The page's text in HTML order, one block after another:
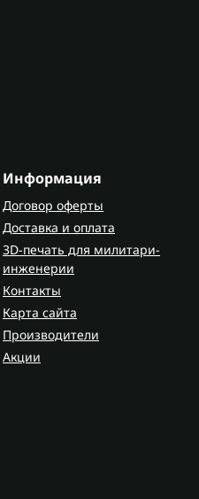
Информация
Договор оферты
Доставка и оплата
3D-печать для милитари-
инженерии
Контакты
Карта сайта
Производители
Акции